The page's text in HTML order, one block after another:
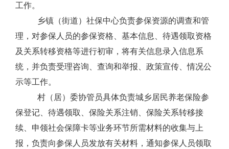
工作。
乡镇（街道）社保中心负责参保资源的调查和管
理，对参保人员的参保资格、基本信息、待遇领取资格
及关系转移资格等进行初审，将有关信息录入信息系
统，并负责受理咨询、查询和举报、政策宣传、情况公
示等工作。
村（居）委协管员具体负责城乡居民养老保险参
保登记、待遇领取、保险关系注销、保险关系转移接
续、申领社会保障卡等业务环节所需材料的收集与上
报，负责向参保人员发放有关材料，通知参保人员领取